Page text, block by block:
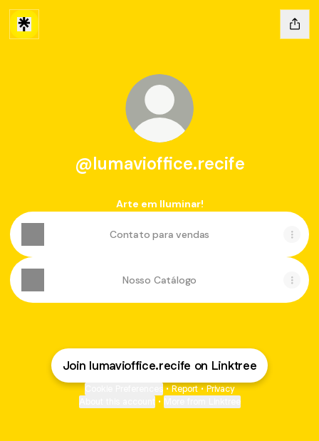
@lumavioffice.recife
Arte em Iluminar!
Contato para vendas
Nosso Catálogo
Join lumavioffice.recife on Linktree
• Report • Privacy
•